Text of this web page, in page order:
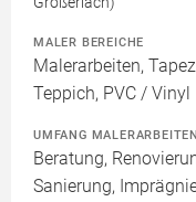
MALER BEREICHE
Malerarbeiten,
Teppich, PVC / Vinyl
UMFANG MALERARBEITEN
Beratung,
Sanierung,